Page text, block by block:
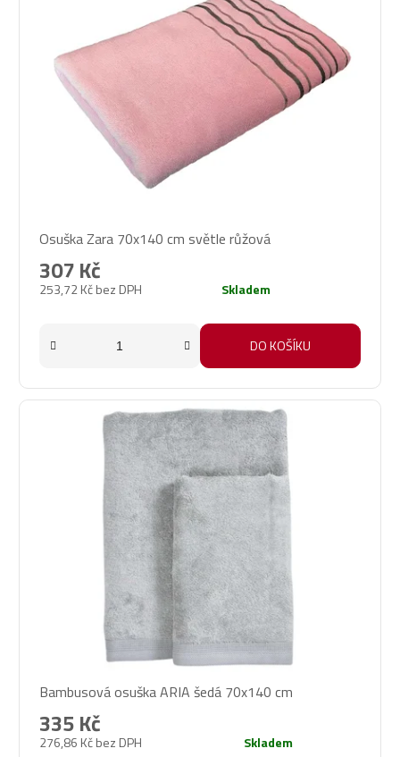
Osuška Zara 70x140 cm světle růžová
253,72 Kč bez DPH
307 Kč
Skladem
DO KOŠÍKU
Bambusová osuška ARIA šedá 70x140 cm
276,86 Kč bez DPH
335 Kč
Skladem